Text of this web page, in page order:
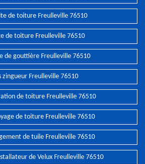
de toiture Freulleville 76510
de toiture Freulleville 76510
de gouttière Freulleville 76510
zingueur Freulleville 76510
de toiture Freulleville 76510
de toiture Freulleville 76510
de tuile Freulleville 76510
de Velux Freulleville 76510